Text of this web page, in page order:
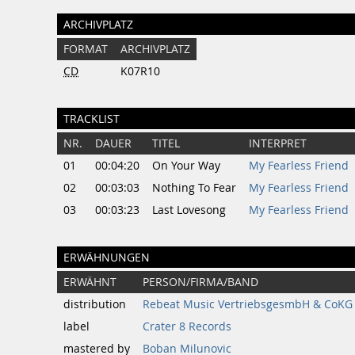
ARCHIVPLATZ
FORMAT
ARCHIVPLATZ
CD
K07R10
TRACKLIST
NR. DAUER TITEL INTERPRET
01
00:04:20 On Your Way My Fearless Friend
02
00:03:03 Nothing To Fear My Fearless Friend
03
00:03:23 Last Lovesong My Fearless Friend
ERWÄHNUNGEN
ERWÄHNT PERSON/FIRMA/BAND
distribution
Rebeat Music VertriebsgesmbH & CoKG
label
Crater 8 Records
mastered by
Boban Milunovic